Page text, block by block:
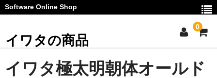
Software Online Shop
イワタの商品
0
ご利用ガイド
イワタ極太明朝体オールド